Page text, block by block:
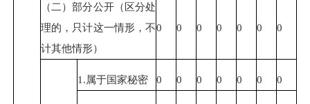
（二）部分公开（区分处
理的，只计这一情形，不
计其他情形）
0 0 0 0 0 0 0
1.属于国家秘密 0 0 0 0 0 0 0